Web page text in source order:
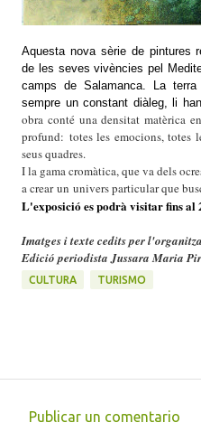
Aquesta nova sèrie de pintures
de les seves vivències pel
camps de Salamanca. La
sempre un constant diàleg, li
obra conté una densitat matèrica
profund: totes les emocions, totes
seus quadres.
I la gama cromàtica, que va dels
a crear un univers particular que
L'exposició es podrà visitar fins al
Imatges i texte cedits per
Edició periodista Jussara Maria
CULTURA TURISMO
Publicar un comentario